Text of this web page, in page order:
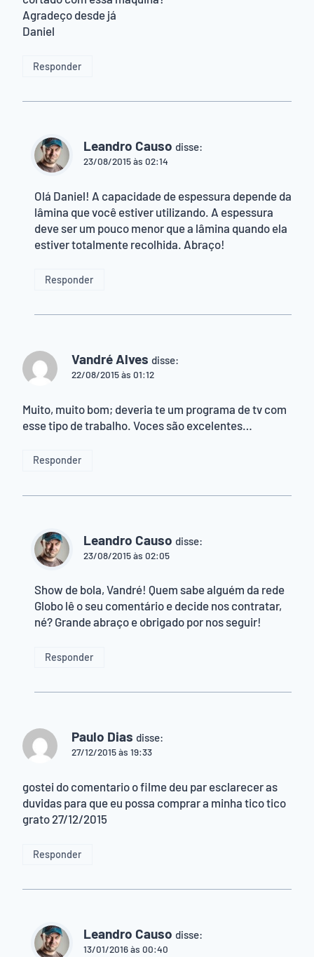
Agradeço desde já
Daniel
Responder
Leandro Causo disse:
23/08/2015 às 02:14
Olá Daniel! A capacidade de espessura depende da
lâmina que você estiver utilizando. A espessura
deve ser um pouco menor que a lâmina quando ela
estiver totalmente recolhida. Abraço!
Responder
Vandré Alves disse:
22/08/2015 às 01:12
Muito, muito bom; deveria te um programa de tv com
esse tipo de trabalho. Voces são excelentes…
Responder
Leandro Causo disse:
23/08/2015 às 02:05
Show de bola, Vandré! Quem sabe alguém da rede
Globo lê o seu comentário e decide nos contratar,
né? Grande abraço e obrigado por nos seguir!
Responder
Paulo Dias disse:
27/12/2015 às 19:33
gostei do comentario o filme deu par esclarecer as
duvidas para que eu possa comprar a minha tico tico
grato 27/12/2015
Responder
Leandro Causo disse:
13/01/2016 às 00:40